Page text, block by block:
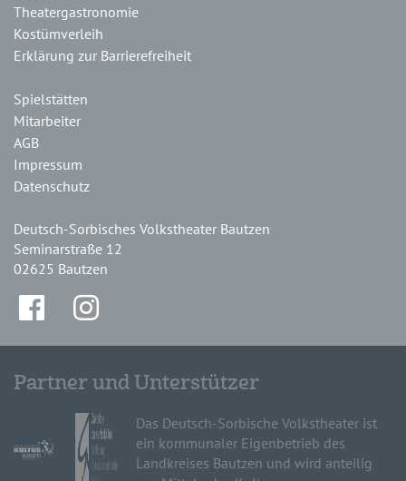
Theatergastronomie
Kostümverleih
Erklärung zur Barrierefreiheit
Spielstätten
Mitarbeiter
AGB
Impressum
Datenschutz
Deutsch-Sorbisches Volkstheater Bautzen
Seminarstraße 12
02625 Bautzen
Partner und Unterstützer
Das Deutsch-Sorbische Volkstheater ist
ein kommunaler Eigenbetrieb des
Landkreises Bautzen und wird anteilig